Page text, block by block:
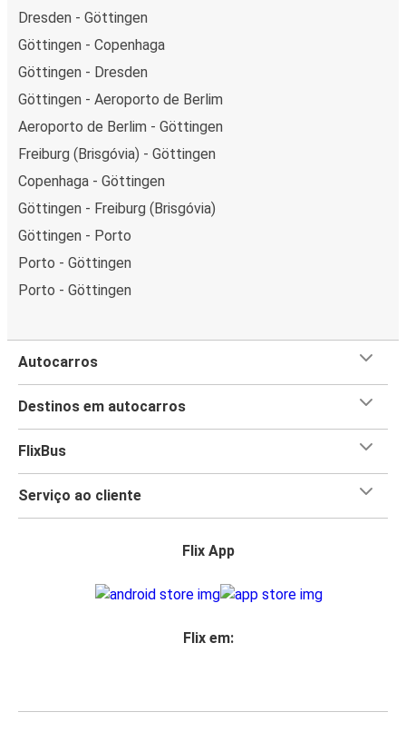
Dresden - Göttingen
Göttingen - Copenhaga
Göttingen - Dresden
Göttingen - Aeroporto de Berlim
Aeroporto de Berlim - Göttingen
Freiburg (Brisgóvia) - Göttingen
Copenhaga - Göttingen
Göttingen - Freiburg (Brisgóvia)
Göttingen - Porto
Porto - Göttingen
Porto - Göttingen
Autocarros
Destinos em autocarros
FlixBus
Serviço ao cliente
Flix App
Flix em: